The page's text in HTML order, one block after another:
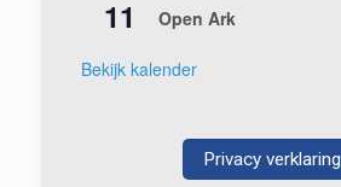
11 Open Ark
Bekijk kalender
Privacy verklaring